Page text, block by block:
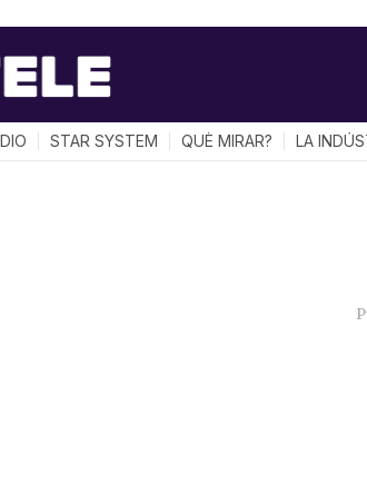
STAR SYSTEM QUÈ MIRAR? LA